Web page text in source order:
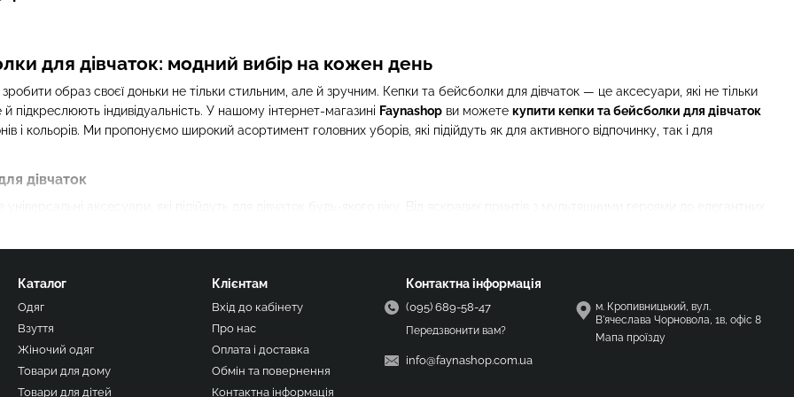
для дівчаток: модний вибір на кожен день
образ своєї доньки не тільки стильним, але й зручним. Кепки та бейсболки для дівчаток — це аксесуари, які не тільки
підкреслюють індивідуальність. У нашому інтернет-магазині Faynashop ви можете купити кепки та бейсболки для дівчаток
і кольорів. Ми пропонуємо широкий асортимент головних уборів, які підійдуть як для активного відпочинку, так і для
дівчаток
для дівчаток:
чудово підходять для створення яскравого та запам'ятовуваного образу.
— забезпечують вентиляцію та комфорт навіть у спекотну погоду.
застібками— гарантують ідеальну посадку на будь-який розмір голови.
Каталог
Одяг
Взуття
Жіночий одяг
Товари для дому
Товари для дітей
Клієнтам
Вхід до кабінету
Про нас
Оплата і доставка
Обмін та повернення
Контактна інформація
Контактна інформація
(095) 689-58-47
Передзвонити вам?
info@faynashop.com.ua
м. Кропивницький, вул.
В'ячеслава Чорновола, 1в, офіс 8
Мапа проїзду